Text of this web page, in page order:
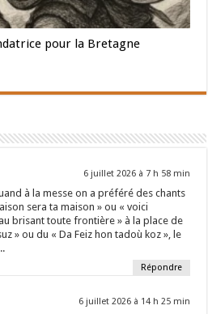
pour la Bretagne
6 juillet 2026 à 7 h 58 min
à la messe on a préféré des chants
sera ta maison » ou « voici
brisant toute frontière » à la place de
» ou du « Da Feiz hon tadoù koz », le
Répondre
6 juillet 2026 à 14 h 25 min